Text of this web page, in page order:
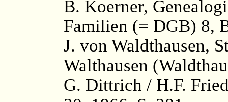
B. Koerner,
Familien (= DGB) 8,
J. von Waldthausen,
Walthausen
G. Dittrich / H.F.